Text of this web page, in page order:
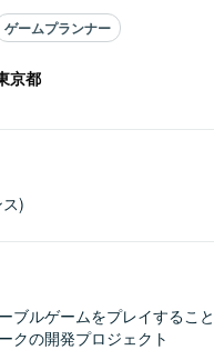
ゲームプランナー
京都
)
ブルゲームをプレイするこ
クの開発プロジェクト